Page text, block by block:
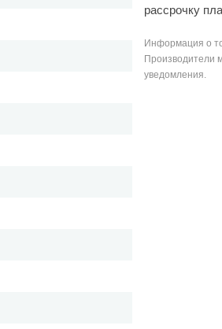
рассрочку
Информация о
Производители
уведомления.